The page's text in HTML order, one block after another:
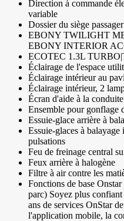
Direction à commande
variable
Dossier du siège
EBONY TWILIGHT
EBONY INTERIOR
ECOTEC 1.3L
Éclairage de l'espace
Éclairage intérieur au
Éclairage intérieur, 2
Écran d'aide à la
Ensemble pour gonflage
Essuie-glace arrière à
Essuie-glaces à
pulsations
Feu de freinage central
Feux arrière à halogène
Filtre à air contre les
Fonctions de base
parc) Soyez plus
ans de services OnStar
l'application mobile, la